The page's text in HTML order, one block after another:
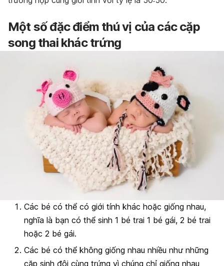
Một số đặc điểm thú vị của các cặp
song thai khác trứng
Các bé có thể có giới tính khác hoặc giống nhau,
nghĩa là bạn có thể sinh 1 bé trai 1 bé gái, 2 bé trai
hoặc 2 bé gái.
Các bé có thể không giống nhau nhiều như những
cặp sinh đôi cùng trứng vì chúng chỉ giống nhau